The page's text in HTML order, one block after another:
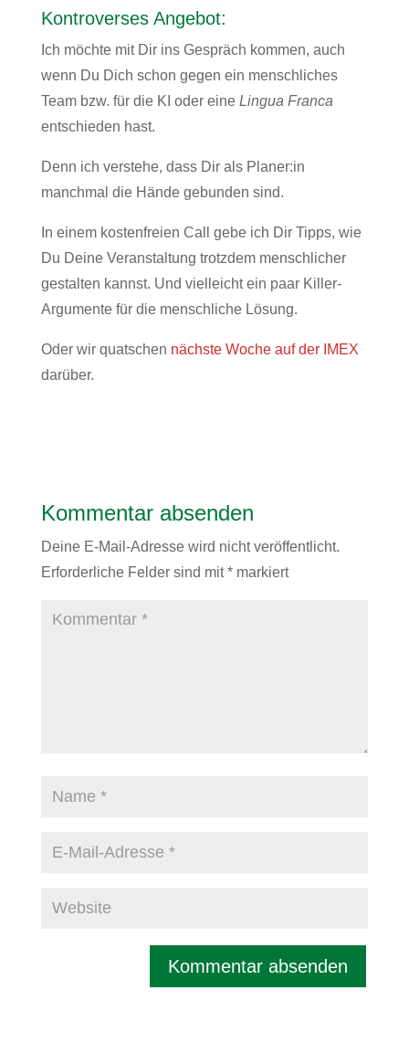
Kontroverses Angebot:
Ich möchte mit Dir ins Gespräch kommen, auch
wenn Du Dich schon gegen ein menschliches
Team bzw. für die KI oder eine Lingua Franca
entschieden hast.
Denn ich verstehe, dass Dir als Planer:in
manchmal die Hände gebunden sind.
In einem kostenfreien Call gebe ich Dir Tipps, wie
Du Deine Veranstaltung trotzdem menschlicher
gestalten kannst. Und vielleicht ein paar Killer-
Argumente für die menschliche Lösung.
Oder wir quatschen nächste Woche auf der IMEX
darüber.
Kommentar absenden
Deine E-Mail-Adresse wird nicht veröffentlicht.
Erforderliche Felder sind mit*markiert